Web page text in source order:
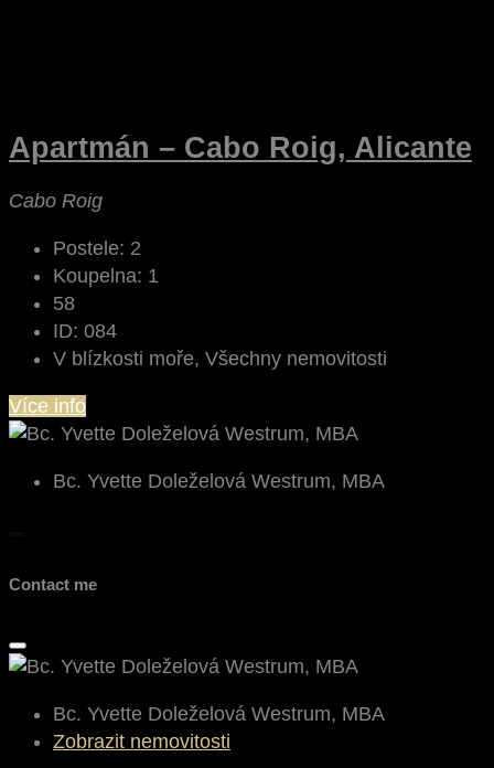
Apartmán – Cabo Roig, Alicante
Cabo Roig
Postele: 2
Koupelna: 1
58
ID: 084
V blízkosti moře, Všechny nemovitosti
Více info
Bc. Yvette Doleželová Westrum, MBA
Contact me
Bc. Yvette Doleželová Westrum, MBA
Zobrazit nemovitosti